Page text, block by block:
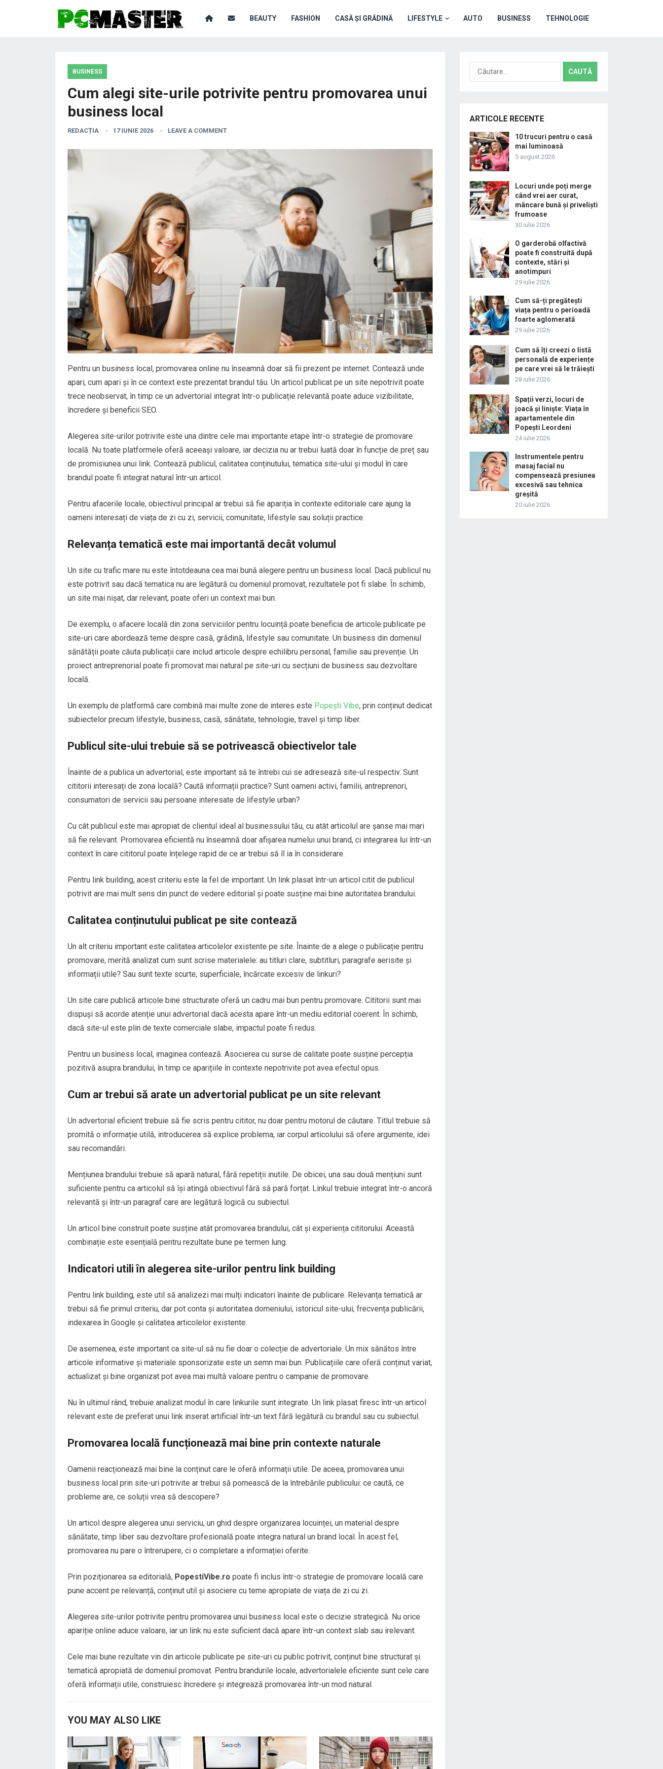
BEAUTY FASHION CASĂ ȘI GRĂDINĂ LIFESTYLE AUTO BUSINESS TEHNOLOGIE
BUSINESS
Cum alegi site-urile potrivite pentru promovarea unui
business local
REDACȚIA 17 IUNIE 2026 LEAVE A COMMENT
Pentru un business local, promovarea online nu înseamnă doar să fii prezent pe internet. Contează unde
apari, cum apari și în ce context este prezentat brandul tău. Un articol publicat pe un site nepotrivit poate
trece neobservat, în timp ce un advertorial integrat într-o publicație relevantă poate aduce vizibilitate,
încredere și beneficii SEO.
Alegerea site-urilor potrivite este una dintre cele mai importante etape într-o strategie de promovare
locală. Nu toate platformele oferă aceeași valoare, iar decizia nu ar trebui luată doar în funcție de preț sau
de promisiunea unui link. Contează publicul, calitatea conținutului, tematica site-ului și modul în care
brandul poate fi integrat natural într-un articol.
Pentru afacerile locale, obiectivul principal ar trebui să fie apariția în contexte editoriale care ajung la
oameni interesați de viața de zi cu zi, servicii, comunitate, lifestyle sau soluții practice.
Relevanța tematică este mai importantă decât volumul
Un site cu trafic mare nu este întotdeauna cea mai bună alegere pentru un business local. Dacă publicul nu
este potrivit sau dacă tematica nu are legătură cu domeniul promovat, rezultatele pot fi slabe. În schimb,
un site mai nișat, dar relevant, poate oferi un context mai bun.
De exemplu, o afacere locală din zona serviciilor pentru locuință poate beneficia de articole publicate pe
site-uri care abordează teme despre casă, grădină, lifestyle sau comunitate. Un business din domeniul
sănătății poate căuta publicații care includ articole despre echilibru personal, familie sau prevenție. Un
proiect antreprenorial poate fi promovat mai natural pe site-uri cu secțiuni de business sau dezvoltare
locală.
Un exemplu de platformă care combină mai multe zone de interes este Popești Vibe, prin conținut dedicat
subiectelor precum lifestyle, business, casă, sănătate, tehnologie, travel și timp liber.
Publicul site-ului trebuie să se potrivească obiectivelor tale
Înainte de a publica un advertorial, este important să te întrebi cui se adresează site-ul respectiv. Sunt
cititorii interesați de zona locală? Caută informații practice? Sunt oameni activi, familii, antreprenori,
consumatori de servicii sau persoane interesate de lifestyle urban?
Cu cât publicul este mai apropiat de clientul ideal al businessului tău, cu atât articolul are șanse mai mari
să fie relevant. Promovarea eficientă nu înseamnă doar afișarea numelui unui brand, ci integrarea lui într-un
context în care cititorul poate înțelege rapid de ce ar trebui să îl ia în considerare.
Pentru link building, acest criteriu este la fel de important. Un link plasat într-un articol citit de publicul
potrivit are mai mult sens din punct de vedere editorial și poate susține mai bine autoritatea brandului.
Calitatea conținutului publicat pe site contează
Un alt criteriu important este calitatea articolelor existente pe site. Înainte de a alege o publicație pentru
promovare, merită analizat cum sunt scrise materialele: au titluri clare, subtitluri, paragrafe aerisite și
informații utile? Sau sunt texte scurte, superficiale, încărcate excesiv de linkuri?
Un site care publică articole bine structurate oferă un cadru mai bun pentru promovare. Cititorii sunt mai
dispuși să acorde atenție unui advertorial dacă acesta apare într-un mediu editorial coerent. În schimb,
dacă site-ul este plin de texte comerciale slabe, impactul poate fi redus.
Pentru un business local, imaginea contează. Asocierea cu surse de calitate poate susține percepția
pozitivă asupra brandului, în timp ce aparițiile în contexte nepotrivite pot avea efectul opus.
Cum ar trebui să arate un advertorial publicat pe un site relevant
Un advertorial eficient trebuie să fie scris pentru cititor, nu doar pentru motorul de căutare. Titlul trebuie să
promită o informație utilă, introducerea să explice problema, iar corpul articolului să ofere argumente, idei
sau recomandări.
Mențiunea brandului trebuie să apară natural, fără repetiții inutile. De obicei, una sau două mențiuni sunt
suficiente pentru ca articolul să își atingă obiectivul fără să pară forțat. Linkul trebuie integrat într-o ancoră
relevantă și într-un paragraf care are legătură logică cu subiectul.
Un articol bine construit poate susține atât promovarea brandului, cât și experiența cititorului. Această
combinație este esențială pentru rezultate bune pe termen lung.
Indicatori utili în alegerea site-urilor pentru link building
Pentru link building, este util să analizezi mai mulți indicatori înainte de publicare. Relevanța tematică ar
trebui să fie primul criteriu, dar pot conta și autoritatea domeniului, istoricul site-ului, frecvența publicării,
indexarea în Google și calitatea articolelor existente.
De asemenea, este important ca site-ul să nu fie doar o colecție de advertoriale. Un mix sănătos între
articole informative și materiale sponsorizate este un semn mai bun. Publicațiile care oferă conținut variat,
actualizat și bine organizat pot avea mai multă valoare pentru o campanie de promovare.
Nu în ultimul rând, trebuie analizat modul în care linkurile sunt integrate. Un link plasat firesc într-un articol
relevant este de preferat unui link inserat artificial într-un text fără legătură cu brandul sau cu subiectul.
Promovarea locală funcționează mai bine prin contexte naturale
Oamenii reacționează mai bine la conținut care le oferă informații utile. De aceea, promovarea unui
business local prin site-uri potrivite ar trebui să pornească de la întrebările publicului: ce caută, ce
probleme are, ce soluții vrea să descopere?
Un articol despre alegerea unui serviciu, un ghid despre organizarea locuinței, un material despre
sănătate, timp liber sau dezvoltare profesională poate integra natural un brand local. În acest fel,
promovarea nu pare o întrerupere, ci o completare a informației oferite.
Prin poziționarea sa editorială, PopestiVibe.ro poate fi inclus într-o strategie de promovare locală care
pune accent pe relevanță, conținut util și asociere cu teme apropiate de viața de zi cu zi.
Alegerea site-urilor potrivite pentru promovarea unui business local este o decizie strategică. Nu orice
apariție online aduce valoare, iar un link nu este suficient dacă apare într-un context slab sau irelevant.
Cele mai bune rezultate vin din articole publicate pe site-uri cu public potrivit, conținut bine structurat și
tematică apropiată de domeniul promovat. Pentru brandurile locale, advertorialele eficiente sunt cele care
oferă informații utile, construiesc încredere și integrează promovarea într-un mod natural.
YOU MAY ALSO LIKE
Caută
după:
ARTICOLE RECENTE
10 trucuri pentru o casă
mai luminoasă
5 august 2026
Locuri unde poți merge
când vrei aer curat,
mâncare bună și priveliști
frumoase
30 iulie 2026
O garderobă olfactivă
poate fi construită după
contexte, stări și
anotimpuri
29 iulie 2026
Cum să-ți pregătești
viața pentru o perioadă
foarte aglomerată
29 iulie 2026
Cum să îți creezi o listă
personală de experiențe
pe care vrei să le trăiești
28 iulie 2026
Spații verzi, locuri de
joacă și liniște: Viața în
apartamentele din
Popești Leordeni
24 iulie 2026
Instrumentele pentru
masaj facial nu
compensează presiunea
excesivă sau tehnica
greșită
20 iulie 2026